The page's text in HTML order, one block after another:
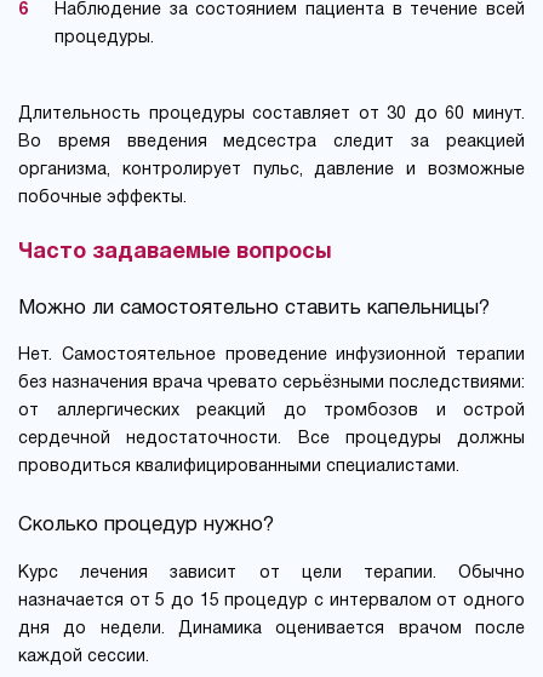
Наблюдение за состоянием пациента в течение всей
процедуры.
Длительность процедуры составляет от 30 до 60 минут.
Во время введения медсестра следит за реакцией
организма, контролирует пульс, давление и возможные
побочные эффекты.
Часто задаваемые вопросы
Можно ли самостоятельно ставить капельницы?
Нет. Самостоятельное проведение инфузионной терапии
без назначения врача чревато серьёзными последствиями:
от аллергических реакций до тромбозов и острой
сердечной недостаточности. Все процедуры должны
проводиться квалифицированными специалистами.
Сколько процедур нужно?
Курс лечения зависит от цели терапии. Обычно
назначается от 5 до 15 процедур с интервалом от одного
дня до недели. Динамика оценивается врачом после
каждой сессии.